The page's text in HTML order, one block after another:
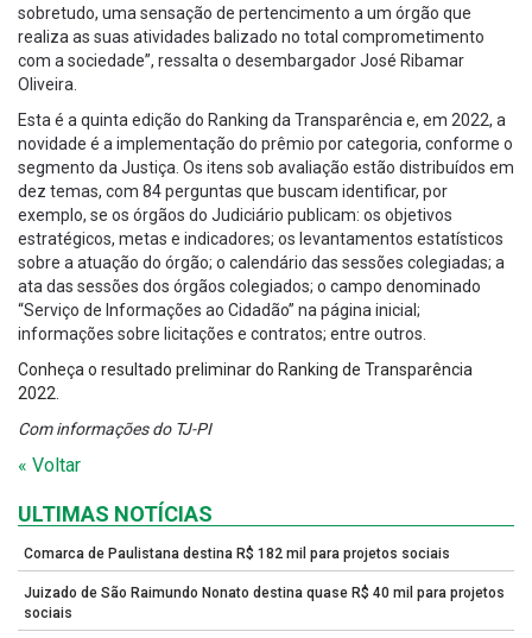
sobretudo, uma sensação de pertencimento a um órgão que
realiza as suas atividades balizado no total comprometimento
com a sociedade”, ressalta o desembargador José Ribamar
Oliveira.
Esta é a quinta edição do Ranking da Transparência e, em 2022, a
novidade é a implementação do prêmio por categoria, conforme o
segmento da Justiça. Os itens sob avaliação estão distribuídos em
dez temas, com 84 perguntas que buscam identificar, por
exemplo, se os órgãos do Judiciário publicam: os objetivos
estratégicos, metas e indicadores; os levantamentos estatísticos
sobre a atuação do órgão; o calendário das sessões colegiadas; a
ata das sessões dos órgãos colegiados; o campo denominado
“Serviço de Informações ao Cidadão” na página inicial;
informações sobre licitações e contratos; entre outros.
Conheça o resultado preliminar do Ranking de Transparência
2022.
Com informações do TJ-PI
« Voltar
ULTIMAS NOTÍCIAS
Comarca de Paulistana destina R$ 182 mil para projetos sociais
Juizado de São Raimundo Nonato destina quase R$ 40 mil para projetos
sociais